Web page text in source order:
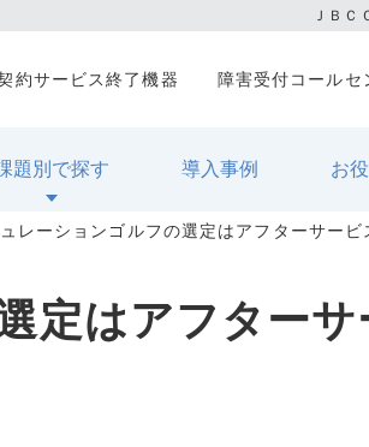
ＪＢＣ
題別で探す 導入事例 お
約サービス終了機器 障害受付コールセ
レーションゴルフの選定はアフターサービ
定はアフター